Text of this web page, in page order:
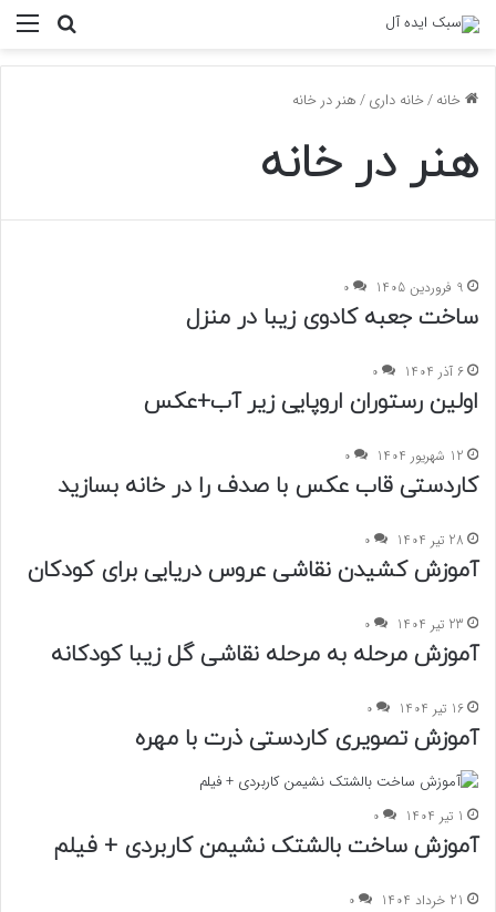
خانه/خانه داری/هنر در خانه
هنر در خانه
9 فروردین 1405 0
ساخت جعبه کادوی زیبا در منزل
6 آذر 1404 0
اولین رستوران اروپایی زیر آب+عکس
12 شهریور 1404 0
کاردستی قاب عکس با صدف را در خانه بسازید
28 تیر 1404 0
آموزش کشیدن نقاشی عروس دریایی برای کودکان
23 تیر 1404 0
آموزش مرحله به مرحله نقاشی گل زیبا کودکانه
16 تیر 1404 0
آموزش تصویری کاردستی ذرت با مهره
1 تیر 1404 0
آموزش ساخت بالشتک نشیمن کاربردی + فیلم
21 خرداد 1404 0